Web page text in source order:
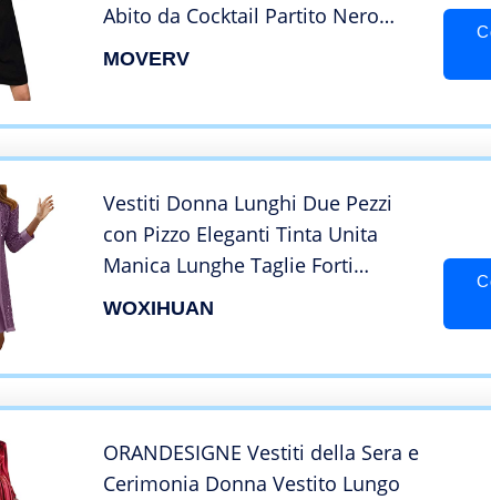
Abito da Cocktail Partito Nero
Business Dress Abito Vintage
MOVERV
Vestiti Donna Lunghi Due Pezzi
con Pizzo Eleganti Tinta Unita
Manica Lunghe Taglie Forti
Vestito Donna Elegante Lungo
WOXIHUAN
ORANDESIGNE Vestiti della Sera e
Cerimonia Donna Vestito Lungo